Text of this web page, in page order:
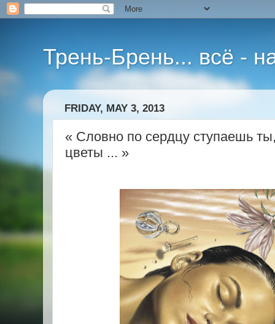
Трень-Брень... всё -
FRIDAY, MAY 3, 2013
« Словно по сердцу ступаешь
цветы ... »